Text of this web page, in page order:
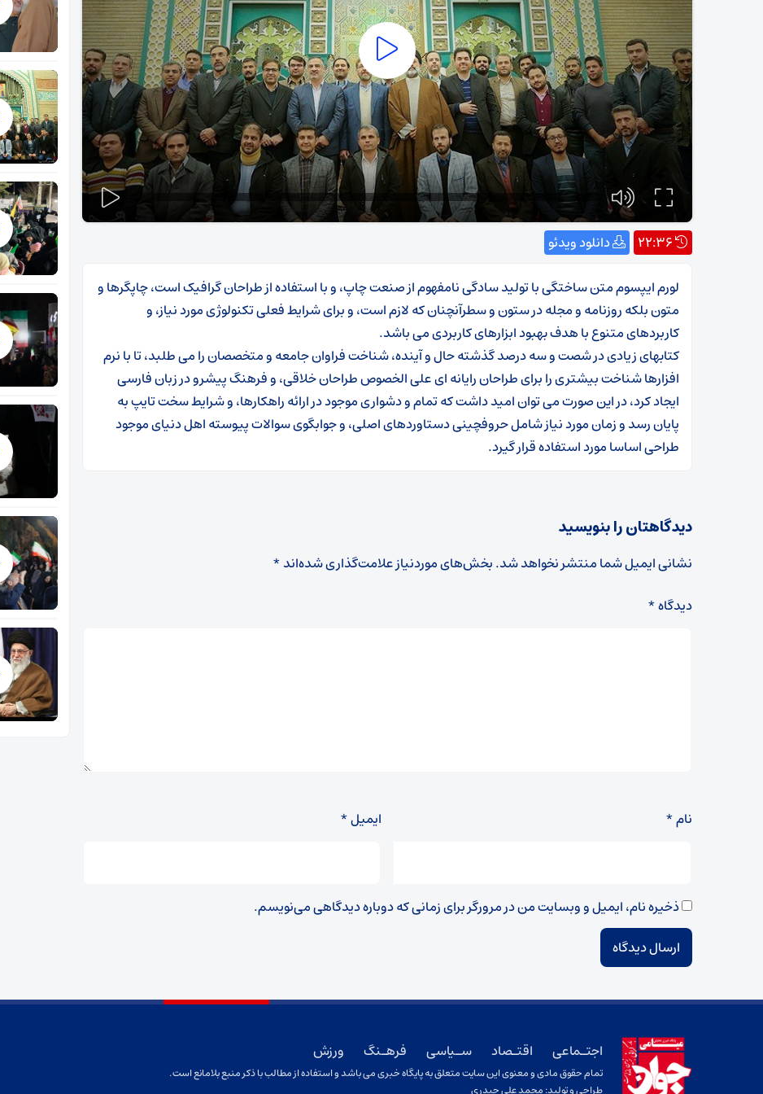
دانلود ویدئو
لورم ایپسوم متن ساختگی با تولید سادگی نامفهوم از صنعت چاپ، و با استفاده از طراحان گرافیک است، چاپگرها و
متون بلکه روزنامه و مجله در ستون و سطرآنچنان که لازم است، و برای شرایط فعلی تکنولوژی مورد نیاز، و
کاربردهای متنوع با هدف بهبود ابزارهای کاربردی می باشد.
کتابهای زیادی در شصت و سه درصد گذشته حال و آینده، شناخت فراوان جامعه و متخصصان را می طلبد، تا با نرم
افزارها شناخت بیشتری را برای طراحان رایانه ای علی الخصوص طراحان خلاقی، و فرهنگ پیشرو در زبان فارسی
ایجاد کرد، در این صورت می توان امید داشت که تمام و دشواری موجود در ارائه راهکارها، و شرایط سخت تایپ به
پایان رسد و زمان مورد نیاز شامل حروفچینی دستاوردهای اصلی، و جوابگوی سوالات پیوسته اهل دنیای موجود
طراحی اساسا مورد استفاده قرار گیرد.
دیدگاهتان را بنویسید
نشانی ایمیل شما منتشر نخواهد شد.بخش‌های موردنیاز علامت‌گذاری شده‌اند*
دیدگاه*
نام* ایمیل*
ذخیره نام، ایمیل و وبسایت من در مرورگر برای زمانی که دوباره دیدگاهی می‌نویسم.
اجتـماعی اقتـصاد سـیاسی فرهـنگ ورزش
تمام حقوق مادی و معنوی این سایت متعلق به پایگاه خبری می باشد و استفاده از مطالب با ذکر منبع بلامانع است.
طراحی و تولید:محمد علی حیدری